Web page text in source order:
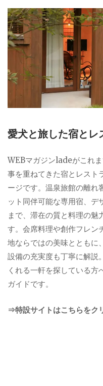
愛犬と旅した宿とレ
WEBマガジンladeがこれ
事を重ねてきた宿とレスト
ージです。温泉旅館の離れ
ット同伴可能な専用宿、デ
まで、滞在の質と料理の魅
す。会席料理や創作フレン
地ならではの美味とともに
設備の充実度も丁寧に解説
くれる一軒を探している
ガイドです。
⇒特設サイトはこちらをク